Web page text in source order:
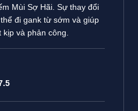
Mùi Sợ Hãi. Sự thay đổi
đi gank từ sớm và giúp
và phản công.